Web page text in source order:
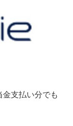
支払い分でも